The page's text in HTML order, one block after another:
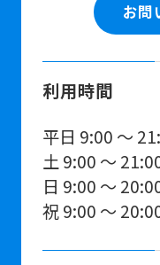
お問
利用時間
平日 9:00 ～
土 9:00 ～
日 9:00 ～
祝 9:00 ～